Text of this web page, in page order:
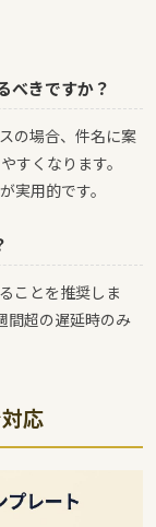
べきですか？
の場合、件名に案
すくなります。
実用的です。
ことを推奨しま
間超の遅延時のみ
応